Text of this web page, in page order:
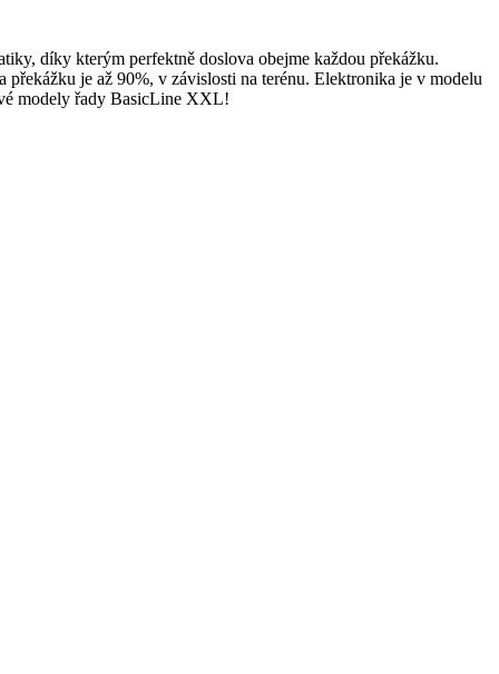
díky kterým perfektně doslova obejme každou překážku.
je až 90%, v závislosti na terénu. Elektronika je v modelu
modely řady BasicLine XXL!